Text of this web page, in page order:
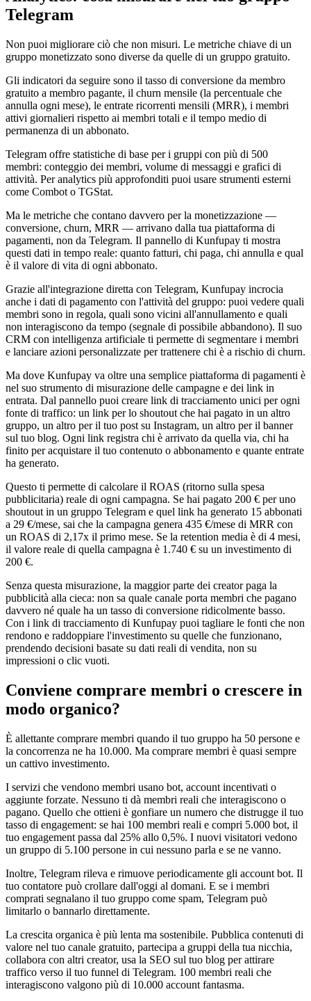
Telegram
Non puoi migliorare ciò che non misuri. Le metriche chiave di un
gruppo monetizzato sono diverse da quelle di un gruppo gratuito.
Gli indicatori da seguire sono il tasso di conversione da membro
gratuito a membro pagante, il churn mensile (la percentuale che
annulla ogni mese), le entrate ricorrenti mensili (MRR), i membri
attivi giornalieri rispetto ai membri totali e il tempo medio di
permanenza di un abbonato.
Telegram offre statistiche di base per i gruppi con più di 500
membri: conteggio dei membri, volume di messaggi e grafici di
attività. Per analytics più approfonditi puoi usare strumenti esterni
come Combot o TGStat.
Ma le metriche che contano davvero per la monetizzazione —
conversione, churn, MRR — arrivano dalla tua piattaforma di
pagamenti, non da Telegram. Il pannello di Kunfupay ti mostra
questi dati in tempo reale: quanto fatturi, chi paga, chi annulla e qual
è il valore di vita di ogni abbonato.
Grazie all'integrazione diretta con Telegram, Kunfupay incrocia
anche i dati di pagamento con l'attività del gruppo: puoi vedere quali
membri sono in regola, quali sono vicini all'annullamento e quali
non interagiscono da tempo (segnale di possibile abbandono). Il suo
CRM con intelligenza artificiale ti permette di segmentare i membri
e lanciare azioni personalizzate per trattenere chi è a rischio di churn.
Ma dove Kunfupay va oltre una semplice piattaforma di pagamenti è
nel suo strumento di misurazione delle campagne e dei link in
entrata. Dal pannello puoi creare link di tracciamento unici per ogni
fonte di traffico: un link per lo shoutout che hai pagato in un altro
gruppo, un altro per il tuo post su Instagram, un altro per il banner
sul tuo blog. Ogni link registra chi è arrivato da quella via, chi ha
finito per acquistare il tuo contenuto o abbonamento e quante entrate
ha generato.
Questo ti permette di calcolare il ROAS (ritorno sulla spesa
pubblicitaria) reale di ogni campagna. Se hai pagato 200 € per uno
shoutout in un gruppo Telegram e quel link ha generato 15 abbonati
a 29 €/mese, sai che la campagna genera 435 €/mese di MRR con
un ROAS di 2,17x il primo mese. Se la retention media è di 4 mesi,
il valore reale di quella campagna è 1.740 € su un investimento di
200 €.
Senza questa misurazione, la maggior parte dei creator paga la
pubblicità alla cieca: non sa quale canale porta membri che pagano
davvero né quale ha un tasso di conversione ridicolmente basso.
Con i link di tracciamento di Kunfupay puoi tagliare le fonti che non
rendono e raddoppiare l'investimento su quelle che funzionano,
prendendo decisioni basate su dati reali di vendita, non su
impressioni o clic vuoti.
Conviene comprare membri o crescere in
modo organico?
È allettante comprare membri quando il tuo gruppo ha 50 persone e
la concorrenza ne ha 10.000. Ma comprare membri è quasi sempre
un cattivo investimento.
I servizi che vendono membri usano bot, account incentivati o
aggiunte forzate. Nessuno ti dà membri reali che interagiscono o
pagano. Quello che ottieni è gonfiare un numero che distrugge il tuo
tasso di engagement: se hai 100 membri reali e compri 5.000 bot, il
tuo engagement passa dal 25% allo 0,5%. I nuovi visitatori vedono
un gruppo di 5.100 persone in cui nessuno parla e se ne vanno.
Inoltre, Telegram rileva e rimuove periodicamente gli account bot. Il
tuo contatore può crollare dall'oggi al domani. E se i membri
comprati segnalano il tuo gruppo come spam, Telegram può
limitarlo o bannarlo direttamente.
La crescita organica è più lenta ma sostenibile. Pubblica contenuti di
valore nel tuo canale gratuito, partecipa a gruppi della tua nicchia,
collabora con altri creator, usa la SEO sul tuo blog per attirare
traffico verso il tuo funnel di Telegram. 100 membri reali che
interagiscono valgono più di 10.000 account fantasma.